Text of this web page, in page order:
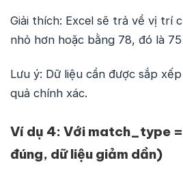
Giải thích: Excel sẽ trả về vị trí
nhỏ hơn hoặc bằng 78, đó là
Lưu ý: Dữ liệu cần được sắp
quả chính xác.
Ví dụ 4: Với match_type
đúng, dữ liệu giảm dần)